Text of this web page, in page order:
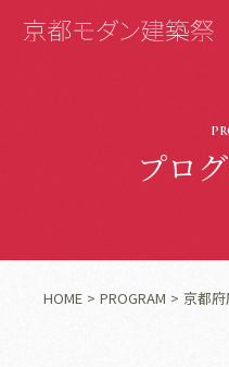
プロ
HOME PROGRAM 京都